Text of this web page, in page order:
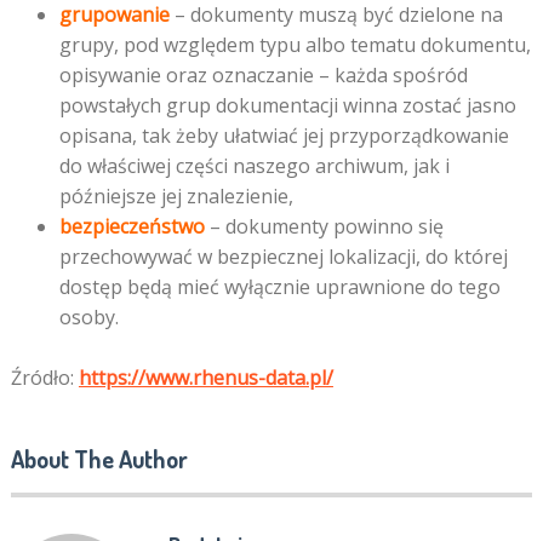
grupowanie– dokumenty muszą być dzielone na
grupy, pod względem typu albo tematu dokumentu,
opisywanie oraz oznaczanie – każda spośród
powstałych grup dokumentacji winna zostać jasno
opisana, tak żeby ułatwiać jej przyporządkowanie
do właściwej części naszego archiwum, jak i
późniejsze jej znalezienie,
bezpieczeństwo– dokumenty powinno się
przechowywać w bezpiecznej lokalizacji, do której
dostęp będą mieć wyłącznie uprawnione do tego
osoby.
Źródło: https://www.rhenus-data.pl/
About The Author